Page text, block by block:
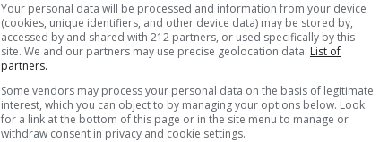
Your personal data will be processed and information from your device
(cookies, unique identifiers, and other device data) may be stored by,
accessed by and shared with 212 partners, or used specifically by this
site. We and our partners may use precise geolocation data. List of
partners.
Some vendors may process your personal data on the basis of legitimate
interest, which you can object to by managing your options below. Look
for a link at the bottom of this page or in the site menu to manage or
withdraw consent in privacy and cookie settings.